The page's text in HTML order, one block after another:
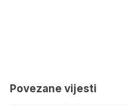
Povezane vijesti